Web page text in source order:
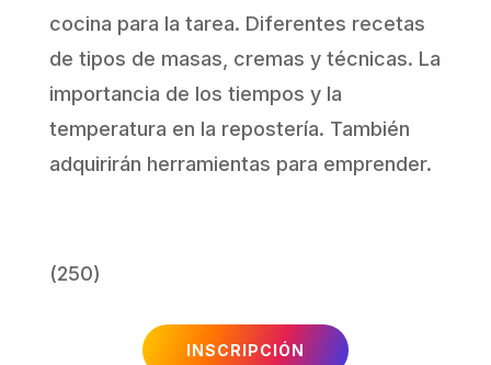
cocina para la tarea. Diferentes recetas
de tipos de masas, cremas y técnicas. La
importancia de los tiempos y la
temperatura en la repostería. También
adquirirán herramientas para emprender.
(250)
INSCRIPCIÓN